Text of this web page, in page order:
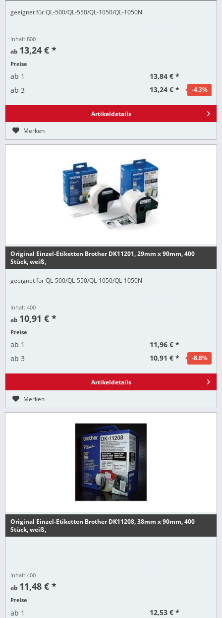
geeignet für QL-500/QL-550/QL-1050/QL-1050N
Inhalt800
ab 13,24 € *
Preise
ab 1
13,84 € *
ab 3 13,24 € * -4.3%
Artikeldetails
Merken
Original Einzel-Etiketten Brother DK11201, 29mm x 90mm, 400
Stück, weiß,
geeignet für QL-500/QL-550/QL-1050/QL-1050N
Inhalt400
ab 10,91 € *
Preise
ab 1
11,96 € *
ab 3 10,91 € * -8.8%
Artikeldetails
Merken
Original Einzel-Etiketten Brother DK11208, 38mm x 90mm, 400
Stück, weiß,
Inhalt400
ab 11,48 € *
Preise
ab 1
12,53 € *